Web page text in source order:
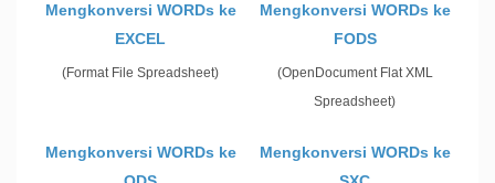
Mengkonversi WORDs ke
EXCEL
(Format File Spreadsheet)
Mengkonversi WORDs ke
FODS
(OpenDocument Flat XML
Spreadsheet)
Mengkonversi WORDs ke
Mengkonversi WORDs ke